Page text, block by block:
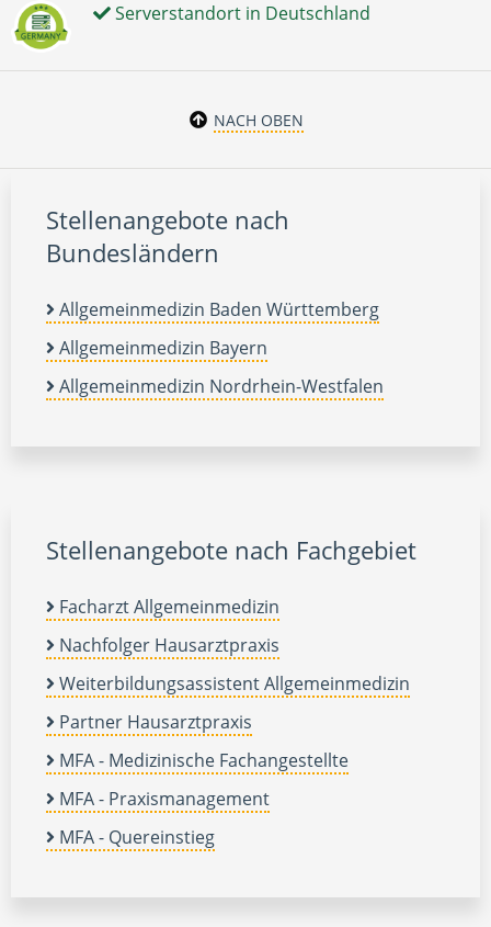
Serverstandort in Deutschland
NACH OBEN
Stellenangebote nach
Bundesländern
Allgemeinmedizin Baden Württemberg
Allgemeinmedizin Bayern
Allgemeinmedizin Nordrhein-Westfalen
Stellenangebote nach Fachgebiet
Facharzt Allgemeinmedizin
Nachfolger Hausarztpraxis
Weiterbildungsassistent Allgemeinmedizin
Partner Hausarztpraxis
MFA - Medizinische Fachangestellte
MFA - Praxismanagement
MFA - Quereinstieg